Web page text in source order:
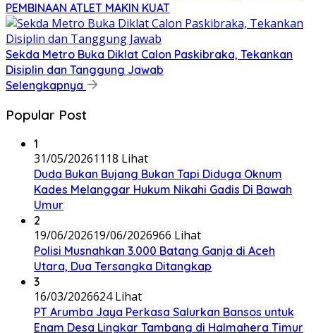
PEMBINAAN ATLET MAKIN KUAT
Sekda Metro Buka Diklat Calon Paskibraka, Tekankan
Disiplin dan Tanggung Jawab
Selengkapnya
Popular Post
1
31/05/20261118 Lihat
Duda Bukan Bujang Bukan Tapi Diduga Oknum
Kades Melanggar Hukum Nikahi Gadis Di Bawah
Umur
2
19/06/202619/06/2026966 Lihat
Polisi Musnahkan 3.000 Batang Ganja di Aceh
Utara, Dua Tersangka Ditangkap
3
16/03/2026624 Lihat
PT Arumba Jaya Perkasa Salurkan Bansos untuk
Enam Desa Lingkar Tambang di Halmahera Timur